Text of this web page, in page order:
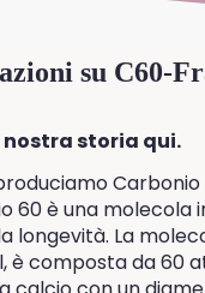
su C60-
nostra storia qui.
60 è una molecola
longevità. La
è composta da 60